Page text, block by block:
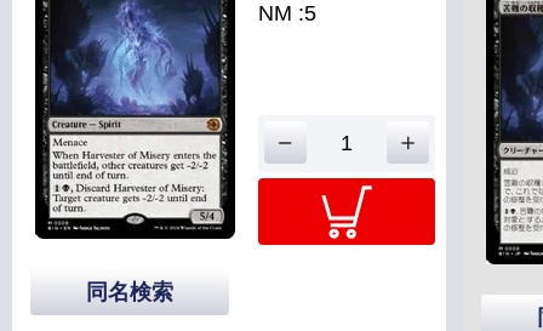
NM :5
同名検索